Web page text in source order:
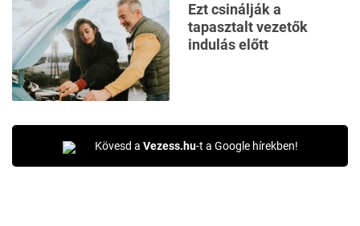
Ezt csinálják a
tapasztalt vezetők
indulás előtt
Kövesd a Vezess.hu-t a Google hírekben!